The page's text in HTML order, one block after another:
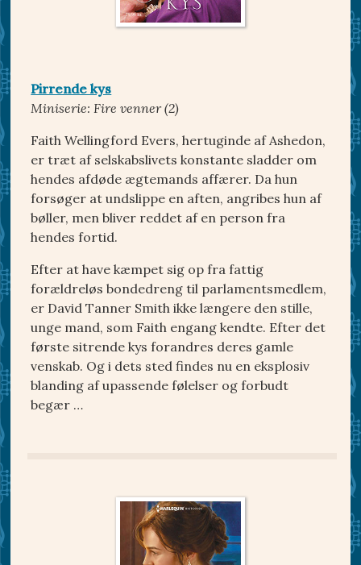
Pirrende kys
Miniserie: Fire venner (2)
Faith Wellingford Evers, hertuginde af Ashedon,
er træt af selskabslivets konstante sladder om
hendes afdøde ægtemands affærer. Da hun
forsøger at undslippe en aften, angribes hun af
bøller, men bliver reddet af en person fra
hendes fortid.
Efter at have kæmpet sig op fra fattig
forældreløs bondedreng til parlamentsmedlem,
er David Tanner Smith ikke længere den stille,
unge mand, som Faith engang kendte. Efter det
første sitrende kys forandres deres gamle
venskab. Og i dets sted findes nu en eksplosiv
blanding af upassende følelser og forbudt
begær …